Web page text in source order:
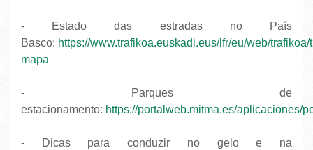
- Estado das estradas no País
Basco: https://www.trafikoa.euskadi.eus/lfr/eu/web/trafikoa/
mapa
- Parques de
estacionamento: https://portalweb.mitma.es/aplicaciones/
- Dicas para conduzir no gelo e na